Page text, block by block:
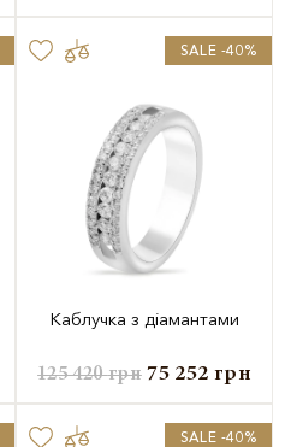
SALE -40%
Каблучка з діамантами
125 420грн 75 252 грн
SALE -40%